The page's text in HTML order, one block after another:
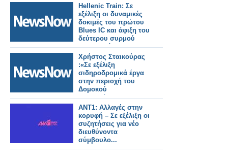
Hellenic Train: Σε
εξέλιξη οι δυναμικές
δοκιμές του πρώτου
Blues IC και άφιξη του
δεύτερου συρμού
στην Ελλάδα.
Χρήστος Σταικούρας
:«Σε εξέλιξη
σιδηροδρομικά έργα
στην περιοχή του
Δομοκού
αποκατάστασης
Daniel 188 εκατ. ευρώ.
ΑΝΤ1: Αλλαγές στην
κορυφή – Σε εξέλιξη οι
συζητήσεις για νέο
διευθύνοντα
σύμβουλο...